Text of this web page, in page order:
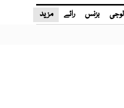
بزنس رائے مزید